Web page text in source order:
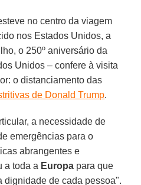
no centro da viagem
nos Estados Unidos, a
o 250º aniversário da
Unidos – confere à visita
o distanciamento das
de Donald Trump.
a necessidade de
emergências para o
abrangentes e
a toda a Europa para que
dignidade de cada pessoa".